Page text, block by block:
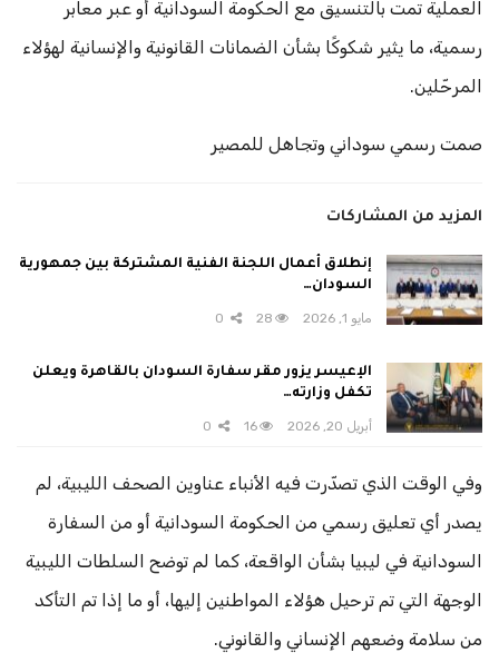
العملية تمت بالتنسيق مع الحكومة السودانية أو عبر معابر
رسمية، ما يثير شكوكًا بشأن الضمانات القانونية والإنسانية لهؤلاء
المرحّلين.
صمت رسمي سوداني وتجاهل للمصير
المزيد من المشاركات
إنطلاق أعمال اللجنة الفنية المشتركة بين جمهورية
السودان…
مايو 1, 2026 28
الإعيسر يزور مقر سفارة السودان بالقاهرة ويعلن
تكفل وزارته…
أبريل 20, 2026 16
وفي الوقت الذي تصدّرت فيه الأنباء عناوين الصحف الليبية، لم
يصدر أي تعليق رسمي من الحكومة السودانية أو من السفارة
السودانية في ليبيا بشأن الواقعة، كما لم توضح السلطات الليبية
الوجهة التي تم ترحيل هؤلاء المواطنين إليها، أو ما إذا تم التأكد
من سلامة وضعهم الإنساني والقانوني.